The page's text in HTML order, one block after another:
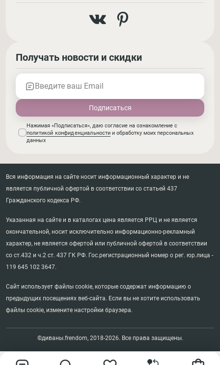
Получать новости и скидки
Введите ваш Email
Нажимая «Подписаться», даю согласие на ознакомление с
политикой конфиденциальности и обработку моих персональных
данных
Вся информация на сайте носит информационный характер и не
является публичной офертой в соответствии со статьей 437
Гражданского кодекса РФ.
Указанная на сайте и в каталогах цена является РРЦ и не является
окончательной, носит исключительно информационно-рекламный
характер, не является офертой или публичной офертой в соответствии
со ст.432 и ч.2 ст. 437 ГК РФ. Гос.регистрационный номер о рег. юр.лица -
119 645 102 3647.
Сайт использует файлы cookie, которые содержат информацию о
предыдущих посещениях веб-сайта. Если вы не хотите использовать
файлы cookie, измените настройки браузера.
©диваны.frendom, 2018-2026. Все права защищены.